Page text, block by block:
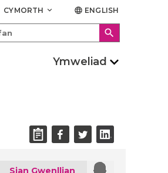
CYMORTH keyboard_arrow_down language ENGLISH
search
Ymweliad
Sian Gwenllian